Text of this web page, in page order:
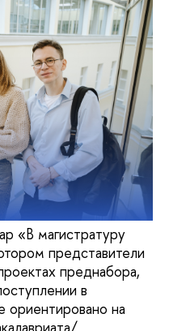
«В магистратуру
представители
преднабора,
в
ориентировано на